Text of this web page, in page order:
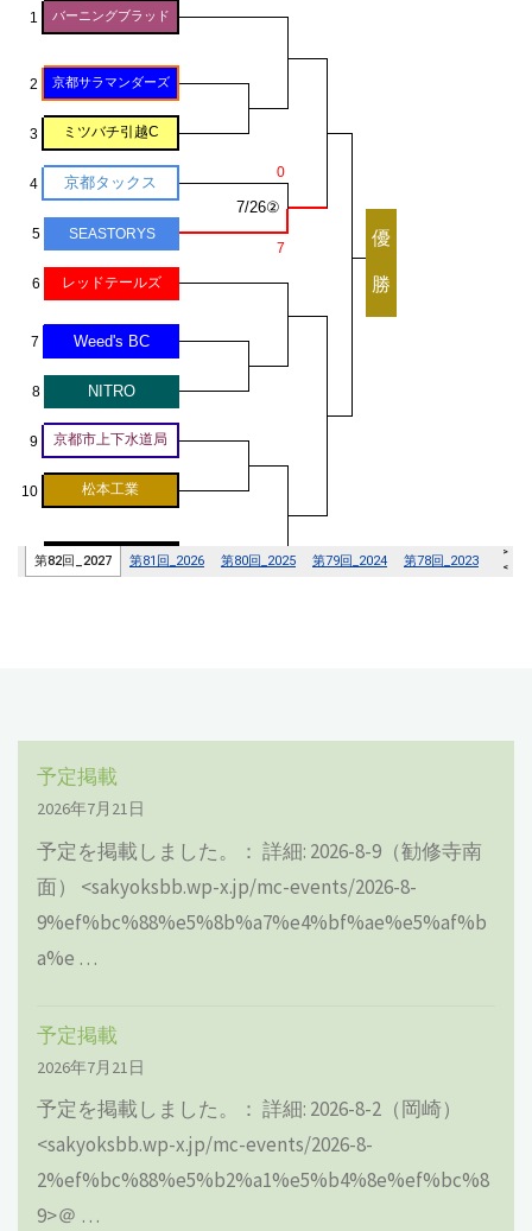
b
o
o
k
予定掲載
2026年7月21日
予定を掲載しました。： 詳細: 2026-8-9（勧修寺南
面） <sakyoksbb.wp-x.jp/mc-events/2026-8-
9%ef%bc%88%e5%8b%a7%e4%bf%ae%e5%af%b
a%e …
予定掲載
2026年7月21日
予定を掲載しました。： 詳細: 2026-8-2（岡崎）
<sakyoksbb.wp-x.jp/mc-events/2026-8-
2%ef%bc%88%e5%b2%a1%e5%b4%8e%ef%bc%8
9>＠ …